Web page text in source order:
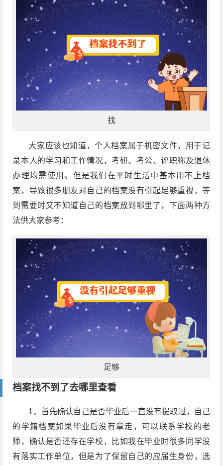
找
大家应该也知道，个人档案属于机密文件，用于记
录本人的学习和工作情况，考研、考公、评职称及退休
办理均需使用。但是我们在平时生活中基本用不上档
案，导致很多朋友对自己的档案没有引起足够重视，等
到需要时又不知道自己的档案放到哪里了，下面两种方
法供大家参考：
足够
档案找不到了去哪里查看
1、首先确认自己是否毕业后一直没有提取过，自己
的学籍档案如果毕业后没有拿走，可以联系学校的老
师，确认是否还存在学校，比如我在毕业时很多同学没
有落实工作单位，但是为了保留自己的应届生身份，选